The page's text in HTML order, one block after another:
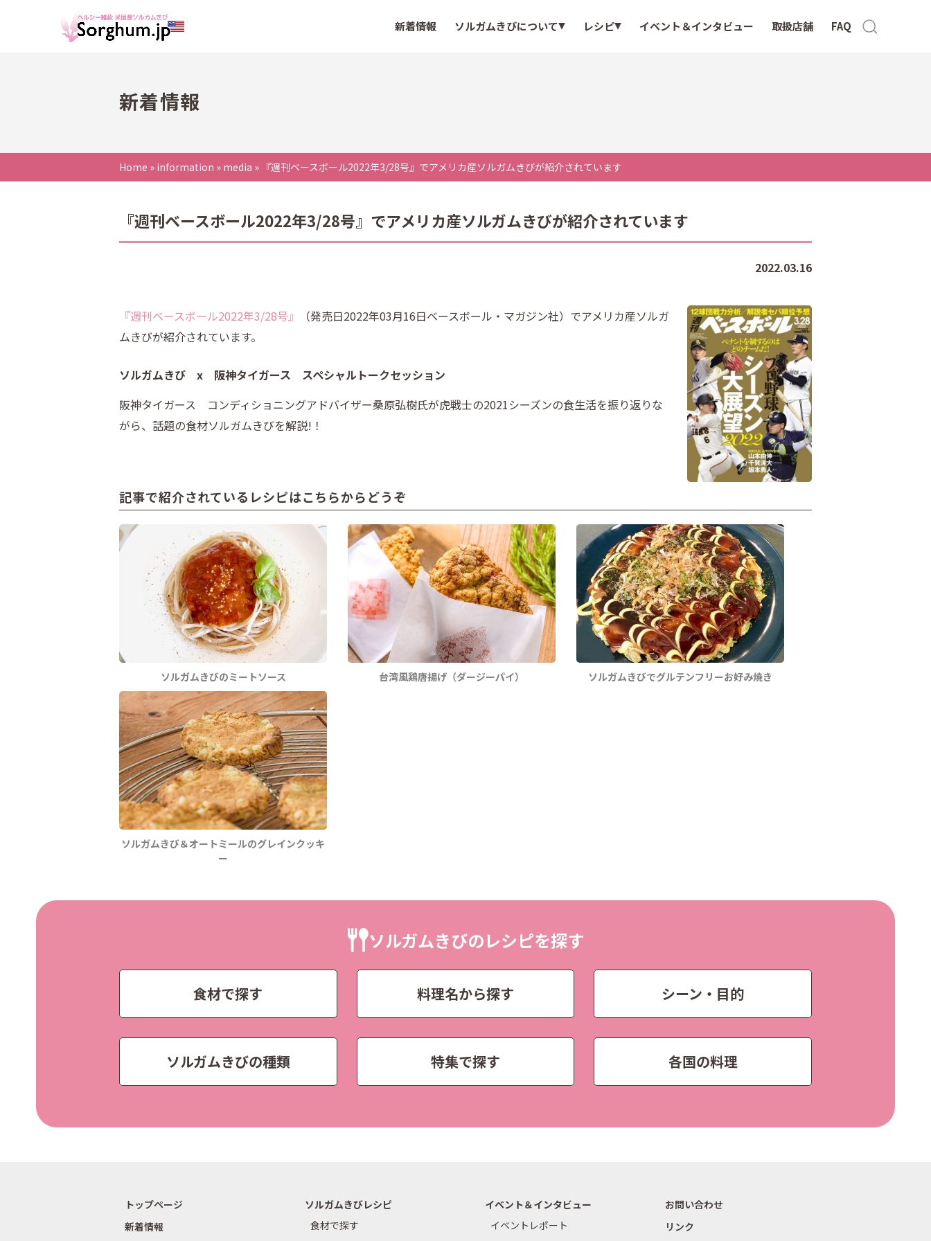
新着情報 ソルガムきびについて レシピ イベント＆インタビュー 取扱店舗 FAQ
新着情報
Home » information » media » 『週刊ベースボール2022年3/28号』でアメリカ産ソルガムきびが紹介されています
『週刊ベースボール2022年3/28号』でアメリカ産ソルガムきびが紹介されています
2022.03.16
『週刊ベースボール2022年3/28号』
（発売日2022年03月16日ベースボール・マガジン社）でアメリカ産ソルガ
ムきびが紹介されています。
ソルガムきび x 阪神タイガース スペシャルトークセッション
阪神タイガース コンディショニングアドバイザー桑原弘樹氏が虎戦士の2021シーズンの食生活を振り返りな
がら、話題の食材ソルガムきびを解説!！
記事で紹介されているレシピはこちらからどうぞ
ソルガムきびのミートソース 台湾風鶏唐揚げ（ダージーパイ） ソルガムきびでグルテンフリーお好み焼き
ソルガムきび＆オートミールのグレインクッキ
ー
ソルガムきびのレシピを探す
食材で探す 料理名から探す シーン・目的
ソルガムきびの種類 特集で探す 各国の料理
トップページ
新着情報
ソルガムきびレシピ
食材で探す
イベント＆インタビュー
イベントレポート
お問い合わせ
リンク